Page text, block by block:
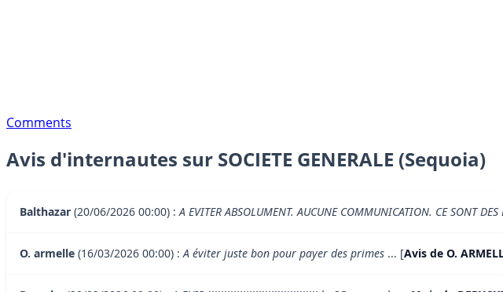
Comments
Avis d'internautes sur SOCIETE GENERALE (Sequoia)
Balthazar (20/06/2026 00:00) :A EVITER ABSOLUMENT. AUCUNE COMMUNICATION. CE SONT DES
O. armelle (16/03/2026 00:00) :A éviter juste bon pour payer des primes ... [Avis de O.